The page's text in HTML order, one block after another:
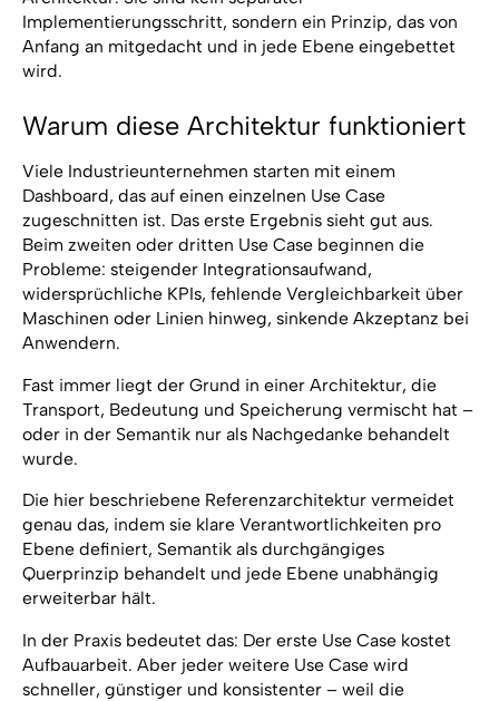
Implementierungsschritt, sondern ein Prinzip, das von
Anfang an mitgedacht und in jede Ebene eingebettet
wird.
Warum diese Architektur funktioniert
Viele Industrieunternehmen starten mit einem
Dashboard, das auf einen einzelnen Use Case
zugeschnitten ist. Das erste Ergebnis sieht gut aus.
Beim zweiten oder dritten Use Case beginnen die
Probleme: steigender Integrationsaufwand,
widersprüchliche KPIs, fehlende Vergleichbarkeit über
Maschinen oder Linien hinweg, sinkende Akzeptanz bei
Anwendern.
Fast immer liegt der Grund in einer Architektur, die
Transport, Bedeutung und Speicherung vermischt hat –
oder in der Semantik nur als Nachgedanke behandelt
wurde.
Die hier beschriebene Referenzarchitektur vermeidet
genau das, indem sie klare Verantwortlichkeiten pro
Ebene definiert, Semantik als durchgängiges
Querprinzip behandelt und jede Ebene unabhängig
erweiterbar hält.
In der Praxis bedeutet das: Der erste Use Case kostet
Aufbauarbeit. Aber jeder weitere Use Case wird
schneller, günstiger und konsistenter – weil die